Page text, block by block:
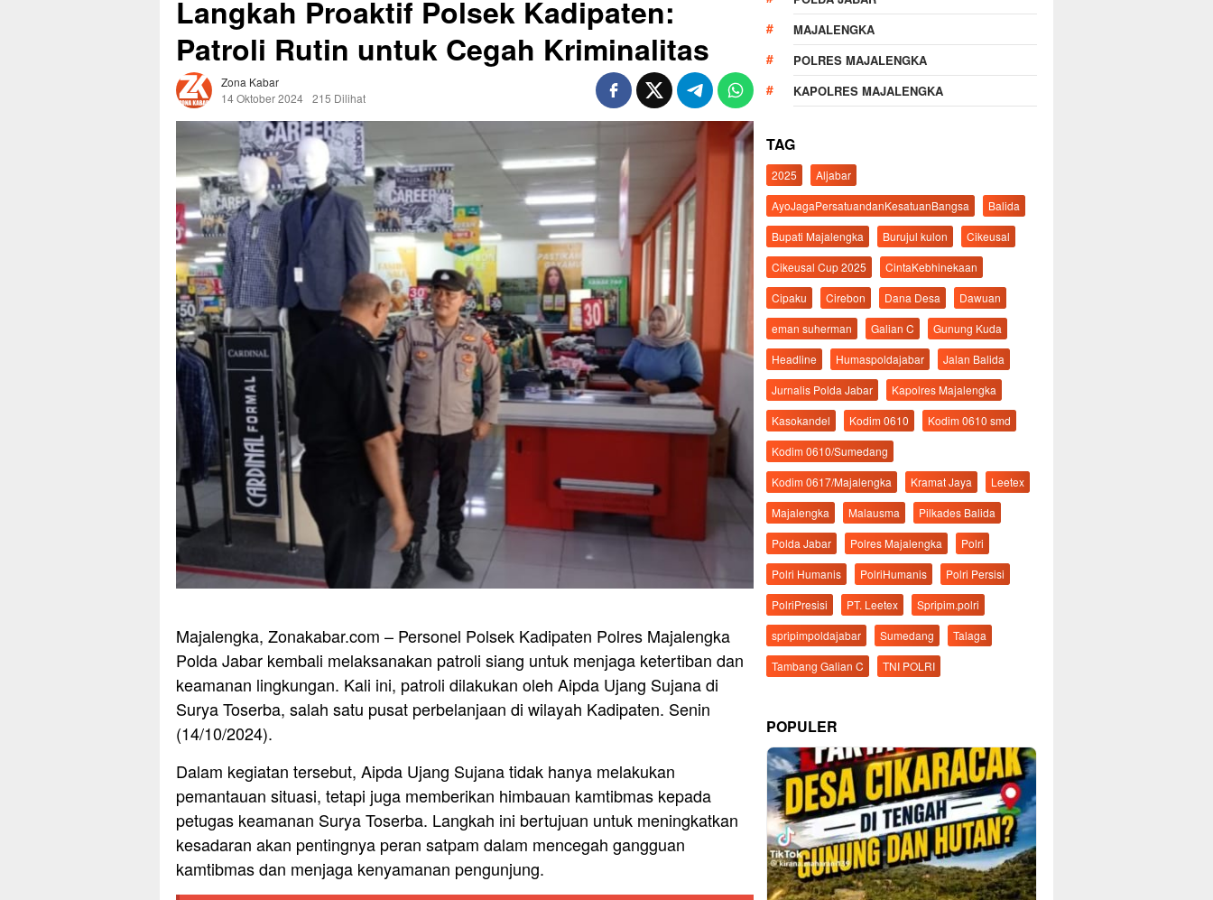
Langkah Proaktif Polsek Kadipaten:
Patroli Rutin untuk Cegah Kriminalitas
Zona Kabar
14 Oktober 2024 215 Dilihat
Majalengka, Zonakabar.com – Personel Polsek Kadipaten Polres Majalengka
Polda Jabar kembali melaksanakan patroli siang untuk menjaga ketertiban dan
keamanan lingkungan. Kali ini, patroli dilakukan oleh Aipda Ujang Sujana di
Surya Toserba, salah satu pusat perbelanjaan di wilayah Kadipaten. Senin
(14/10/2024).
Dalam kegiatan tersebut, Aipda Ujang Sujana tidak hanya melakukan
pemantauan situasi, tetapi juga memberikan himbauan kamtibmas kepada
petugas keamanan Surya Toserba. Langkah ini bertujuan untuk meningkatkan
kesadaran akan pentingnya peran satpam dalam mencegah gangguan
kamtibmas dan menjaga kenyamanan pengunjung.
MAJALENGKA
POLRES MAJALENGKA
KAPOLRES MAJALENGKA
TAG
2025
Aljabar
AyoJagaPersatuandanKesatuanBangsa
Balida
Bupati Majalengka
Burujul kulon
Cikeusal
Cikeusal Cup 2025
CintaKebhinekaan
Cipaku
Cirebon Dana Desa
Dawuan
eman suherman
Galian C
Gunung Kuda
Headline
Humaspoldajabar
Jalan Balida
Jurnalis Polda Jabar
Kapolres Majalengka
Kasokandel
Kodim 0610
Kodim 0610 smd
Kodim 0610/Sumedang
Kodim 0617/Majalengka
Kramat Jaya
Leetex
Majalengka
Malausma
Pilkades Balida
Polda Jabar
Polres Majalengka
Polri
Polri Humanis
PolriHumanis
Polri Persisi
PolriPresisi
PT. Leetex
Spripim.polri
spripimpoldajabar
Sumedang
Talaga
Tambang Galian C
TNI POLRI
POPULER